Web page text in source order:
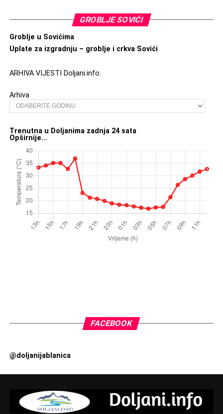
GROBLJE SOVIĆI
Groblje u Sovićima
Uplate za izgradnju – groblje i crkva Sovići
ARHIVA VIJESTI Doljani.info:
Arhiva
Trenutna u Doljanima zadnja 24 sata
Opširnije...
FACEBOOK
@doljanijablanica